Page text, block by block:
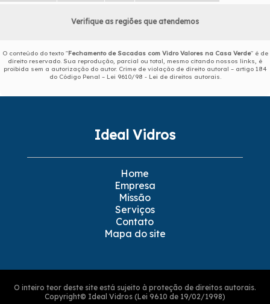
Verifique as regiões que atendemos
O conteúdo do texto "Fechamento de Sacadas com Vidro Valores na Casa Verde" é de
direito reservado. Sua reprodução, parcial ou total, mesmo citando nossos links, é
proibida sem a autorização do autor. Crime de violação de direito autoral – artigo 184
do Código Penal – Lei 9610/98 - Lei de direitos autorais.
Ideal Vidros
Home
Empresa
Missão
Serviços
Contato
Mapa do site
O inteiro teor deste site está sujeito à proteção de direitos autorais.
Copyright© Ideal Vidros (Lei 9610 de 19/02/1998)